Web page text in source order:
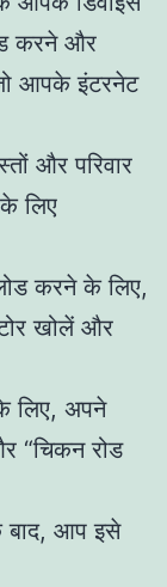
करने और
आपके इंटरनेट
और परिवार
लिए
करने के लिए,
खोलें और
लिए, अपने
“चिकन रोड
बाद, आप इसे